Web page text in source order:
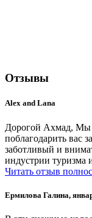
Отзывы
Alex and Lana
Дорогой Ахмад, Мы
поблагодарить вас
заботливый и
индустрии туризма
Читать отзыв
Ермилова Галина,